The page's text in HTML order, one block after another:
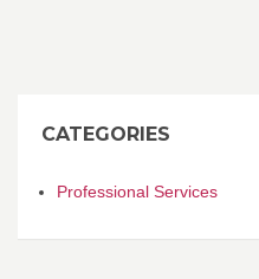
CATEGORIES
Professional Services